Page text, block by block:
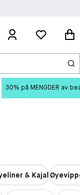
30% på MENGDER av
& Kajal